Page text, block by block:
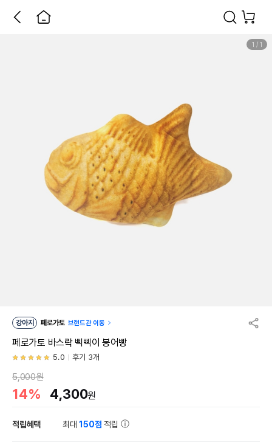
1 / 1
강아지 페로가토 브랜드관 이동
페로가토 바스락 삑삑이 붕어빵
5.0 후기 3개
5,000원
14% 4,300원
적립혜택 최대150점 적립